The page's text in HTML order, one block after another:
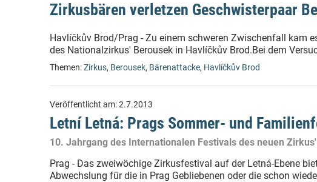
Zirkusbären verletzen Geschwisterpaar
Havlíčkův Brod/Prag - Zu einem schweren Zwischenfall kam
des Nationalzirkus' Berousek in Havlíčkův Brod.Bei dem
Themen:Zirkus, Berousek, Bärenattacke, Havlíčkův Brod
Veröffentlicht am:2.7.2013
Letní Letná: Prags Sommer- und
10. Jahrgang des Internationalen Festivals des neuen
Prag - Das zweiwöchige Zirkusfestival auf der Letná-Ebene
Abwechslung für die in Prag Gebliebenen oder die schon